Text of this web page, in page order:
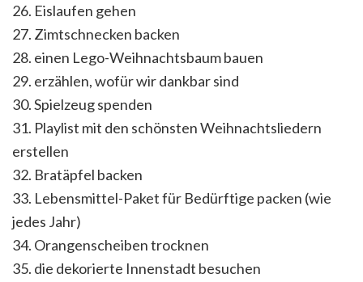
26. Eislaufen gehen
27. Zimtschnecken backen
28. einen Lego-Weihnachtsbaum bauen
29. erzählen, wofür wir dankbar sind
30. Spielzeug spenden
31. Playlist mit den schönsten Weihnachtsliedern
erstellen
32. Bratäpfel backen
33. Lebensmittel-Paket für Bedürftige packen (wie
jedes Jahr)
34. Orangenscheiben trocknen
35. die dekorierte Innenstadt besuchen